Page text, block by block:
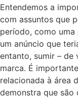
Entendemos a
com assuntos que
período, como uma
um anúncio que
entanto, sumir – de
marca. É
relacionada à área
demonstra que são